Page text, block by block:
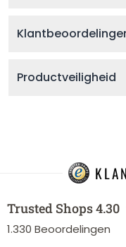
Productveiligheid
Trusted Shops4.30
1.330 Beoordelingen